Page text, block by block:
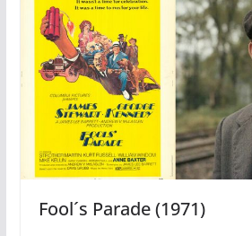
Fool´s Parade (1971)